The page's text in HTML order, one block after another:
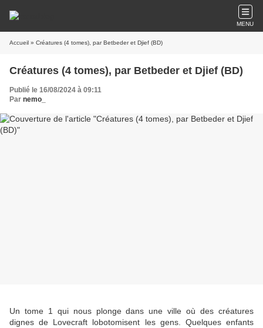
MENU
Accueil » Créatures (4 tomes), par Betbeder et Djief (BD)
Créatures (4 tomes), par Betbeder et Djief (BD)
Publié le 16/08/2024 à 09:11
Par nemo_
Un tome 1 qui nous plonge dans une ville où des créatures
dignes de Lovecraft lobotomisent les gens. Quelques enfants